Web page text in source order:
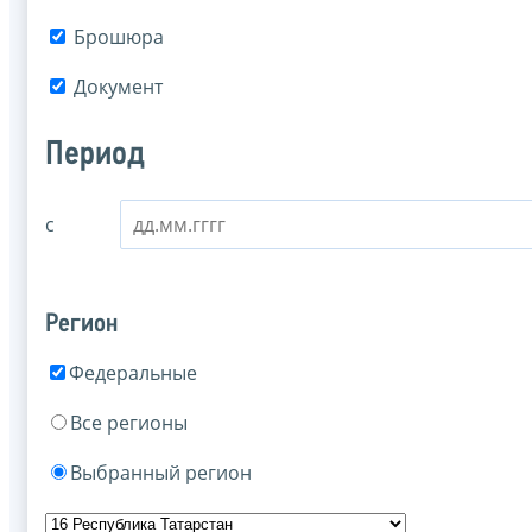
Брошюра
Документ
Период
с
Регион
Федеральные
Все регионы
Выбранный регион